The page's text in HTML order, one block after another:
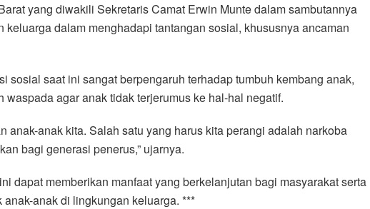
yang diwakili Sekretaris Camat Erwin Munte dalam sambutannya
keluarga dalam menghadapi tantangan sosial, khususnya ancaman
sosial saat ini sangat berpengaruh terhadap tumbuh kembang anak,
agar anak tidak terjerumus ke hal-hal negatif.
anak-anak kita. Salah satu yang harus kita perangi adalah narkoba
bagi generasi penerus,” ujarnya.
dapat memberikan manfaat yang berkelanjutan bagi masyarakat serta
anak di lingkungan keluarga. ***